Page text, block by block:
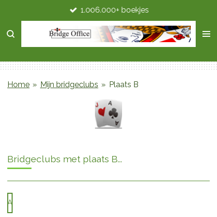
direct
naar
hoofdinhoud
1.006.000+ boekjes
Home » Mijn bridgeclubs » Plaats B
Bridgeclubs met plaats B...
A